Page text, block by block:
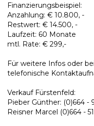
Finanzierungsbeispiel:
Anzahlung: € 10.800, -
Restwert: € 14.500, -
Laufzeit: 60 Monate
mtl. Rate: € 299,-
Für weitere Infos oder
telefonische
Verkauf Fürstenfeld:
Pieber Günther: (0)664 -
Reisner Marcel (0)664 -